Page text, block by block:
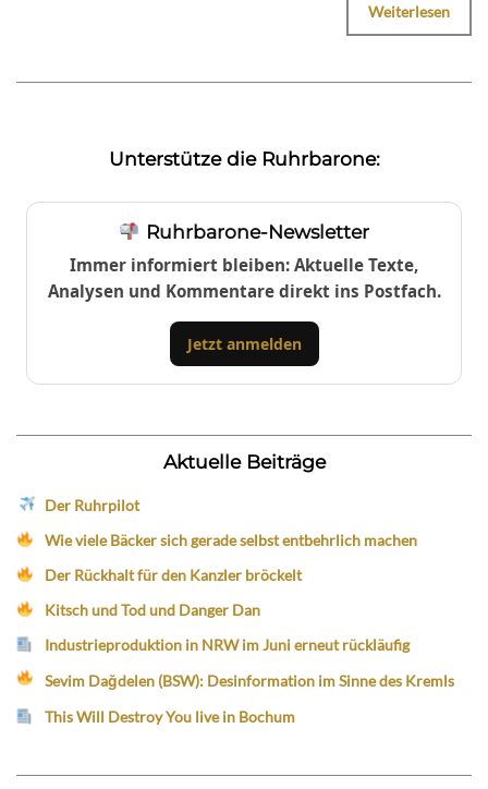
Weiterlesen
Unterstütze die Ruhrbarone:
Ruhrbarone-Newsletter
Immer informiert bleiben: Aktuelle Texte,
Analysen und Kommentare direkt ins Postfach.
Jetzt anmelden
Aktuelle Beiträge
Der Ruhrpilot
Wie viele Bäcker sich gerade selbst entbehrlich machen
Der Rückhalt für den Kanzler bröckelt
Kitsch und Tod und Danger Dan
Industrieproduktion in NRW im Juni erneut rückläufig
Sevim Dağdelen (BSW): Desinformation im Sinne des Kremls
This Will Destroy You live in Bochum